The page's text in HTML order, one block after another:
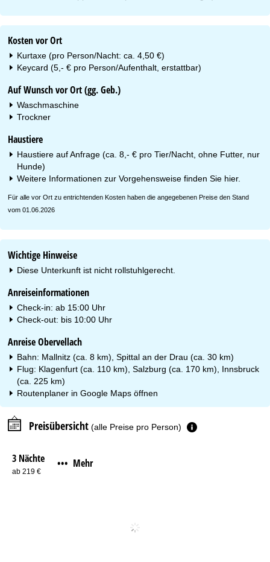
Kosten vor Ort
Kurtaxe (pro Person/Nacht: ca. 4,50 €)
Keycard (5,- € pro Person/Aufenthalt, erstattbar)
Auf Wunsch vor Ort (gg. Geb.)
Waschmaschine
Trockner
Haustiere
Haustiere auf Anfrage (ca. 8,- € pro Tier/Nacht, ohne Futter, nur
Hunde)
Weitere Informationen zur Vorgehensweise finden Sie hier.
Für alle vor Ort zu entrichtenden Kosten haben die angegebenen Preise den Stand
vom 01.06.2026
Wichtige Hinweise
Diese Unterkunft ist nicht rollstuhlgerecht.
Anreiseinformationen
Check-in: ab 15:00 Uhr
Check-out: bis 10:00 Uhr
Anreise Obervellach
Bahn: Mallnitz (ca. 8 km), Spittal an der Drau (ca. 30 km)
Flug: Klagenfurt (ca. 110 km), Salzburg (ca. 170 km), Innsbruck
(ca. 225 km)
Routenplaner inGoogle Maps öffnen
Preisübersicht (alle Preise pro Person)
3 Nächte
ab 219 €
••• Mehr